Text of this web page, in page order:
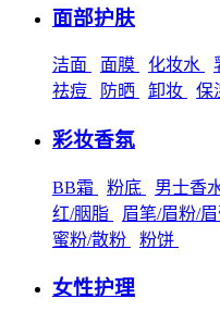
面部护肤
洁面 面膜 化妆水
祛痘
防晒 卸妆 保
彩妆香氛
BB霜 粉底 男士香
红/胭脂
眉笔/眉粉/
蜜粉/散粉
粉饼
女性护理